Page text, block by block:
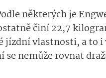
některých je
činí 22,7
jízdní vlastnosti, a to
se nemůže rovnat